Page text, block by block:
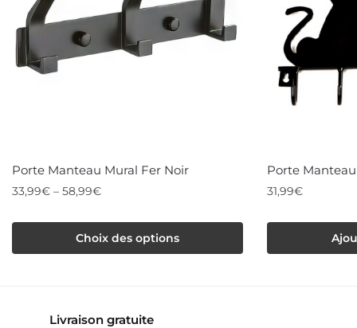
Porte Manteau Mural Fer Noir
33,99€ – 58,99€
Choix des options
Ce
variations.
Porte
31,99€
Livraison gratuite